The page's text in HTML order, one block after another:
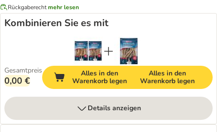
Rückgaberechtmehr lesen
Kombinieren Sie es mit
Gesamtpreis
0,00 €
Alles in den
Warenkorb legen
Alles in den
Warenkorb legen
Details anzeigen